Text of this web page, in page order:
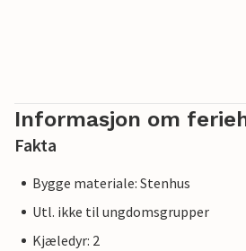
Informasjon om
Fakta
Bygge materiale: Stenhus
Utl. ikke til ungdomsgrupper
Kjæledyr: 2